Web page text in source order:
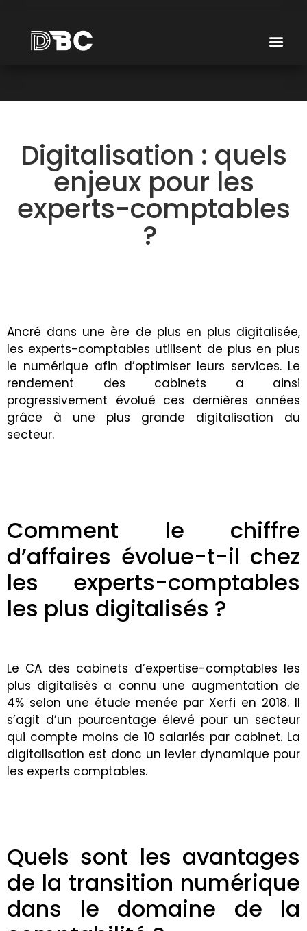
Digitalisation : quels
enjeux pour les
experts-comptables
?
Ancré dans une ère de plus en plus digitalisée,
les experts-comptables utilisent de plus en plus
le numérique afin d’optimiser leurs services. Le
rendement des cabinets a ainsi
progressivement évolué ces dernières années
grâce à une plus grande digitalisation du
secteur.
Comment le chiffre
d’affaires évolue-t-il chez
les experts-comptables
les plus digitalisés ?
Le CA des cabinets d’expertise-comptables les
plus digitalisés a connu une augmentation de
4% selon une étude menée par Xerfi en 2018. Il
s’agit d’un pourcentage élevé pour un secteur
qui compte moins de 10 salariés par cabinet. La
digitalisation est donc un levier dynamique pour
les experts comptables.
Quels sont les avantages
de la transition numérique
dans le domaine de la